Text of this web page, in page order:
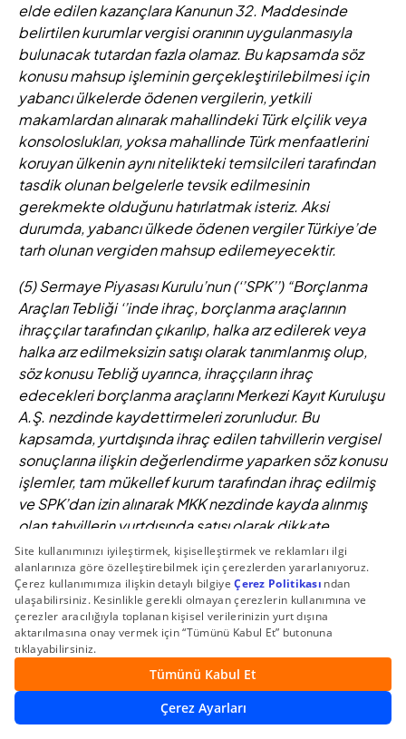
elde edilen kazançlara Kanunun 32. Maddesinde
belirtilen kurumlar vergisi oranının uygulanmasıyla
bulunacak tutardan fazla olamaz. Bu kapsamda söz
konusu mahsup işleminin gerçekleştirilebilmesi için
yabancı ülkelerde ödenen vergilerin, yetkili
makamlardan alınarak mahallindeki Türk elçilik veya
konsoloslukları, yoksa mahallinde Türk menfaatlerini
koruyan ülkenin aynı nitelikteki temsilcileri tarafından
tasdik olunan belgelerle tevsik edilmesinin
gerekmekte olduğunu hatırlatmak isteriz. Aksi
durumda, yabancı ülkede ödenen vergiler Türkiye’de
tarh olunan vergiden mahsup edilemeyecektir.
(5) Sermaye Piyasası Kurulu’nun (‘’SPK’’) “Borçlanma
Araçları Tebliği ‘’inde ihraç, borçlanma araçlarının
ihraççılar tarafından çıkarılıp, halka arz edilerek veya
halka arz edilmeksizin satışı olarak tanımlanmış olup,
söz konusu Tebliğ uyarınca, ihraççıların ihraç
edecekleri borçlanma araçlarını Merkezi Kayıt Kuruluşu
A.Ş. nezdinde kaydettirmeleri zorunludur. Bu
kapsamda, yurtdışında ihraç edilen tahvillerin vergisel
sonuçlarına ilişkin değerlendirme yaparken söz konusu
işlemler, tam mükellef kurum tarafından ihraç edilmiş
ve SPK’dan izin alınarak MKK nezdinde kayda alınmış
olan tahvillerin yurtdışında satışı olarak dikkate
alınmaktadır.
(6) Tahvil, VDMK, Finansman Bonosu kapsama dahildir.
(7)24.05.2020 tarihinden önce iktisap edilenlerde
stopaj oranı farklıdır.
İnternet sitemizde yapılan bu paylaşımlar, yalnızca